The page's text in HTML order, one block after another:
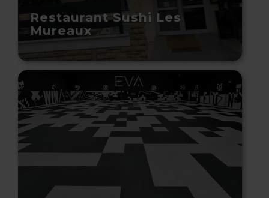
Restaurant Sushi Les
Mureaux